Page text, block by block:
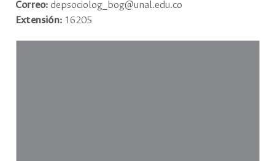
Correo: depsociolog_bog@unal.edu.co
Extensión: 16205